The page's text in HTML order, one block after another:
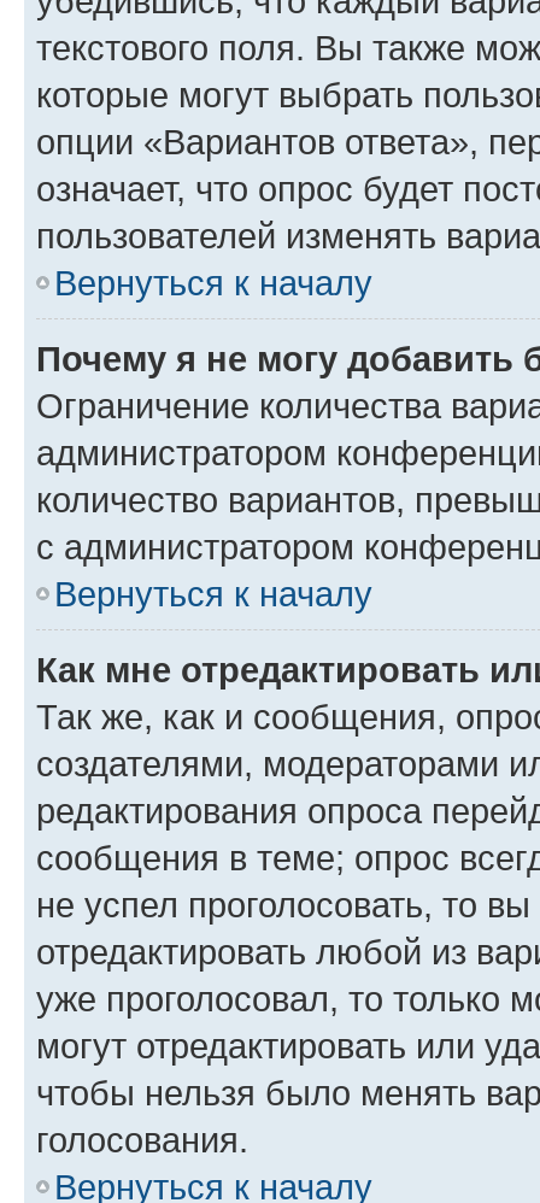
текстового поля. Вы также
которые могут выбрать
опции «Вариантов ответа»,
означает, что опрос будет
пользователей изменять
Вернуться к началу
Почему я не могу добавить
Ограничение количества
администратором
количество вариантов,
с администратором
Вернуться к началу
Как мне отредактировать
Так же, как и сообщения,
создателями, модераторами
редактирования опроса
сообщения в теме; опрос
не успел проголосовать, то
отредактировать любой из
уже проголосовал, то только
могут отредактировать или
чтобы нельзя было менять
голосования.
Вернуться к началу